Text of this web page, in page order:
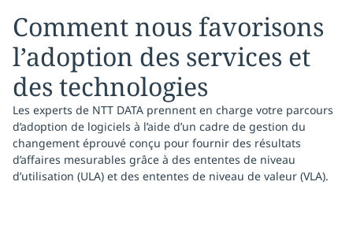
Comment nous favorisons
l’adoption des services et
des technologies
Les experts de NTT DATA prennent en charge votre parcours
d’adoption de logiciels à l’aide d’un cadre de gestion du
changement éprouvé conçu pour fournir des résultats
d’affaires mesurables grâce à des ententes de niveau
d’utilisation (ULA) et des ententes de niveau de valeur (VLA).